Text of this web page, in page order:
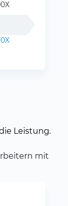
Leistung.
mit